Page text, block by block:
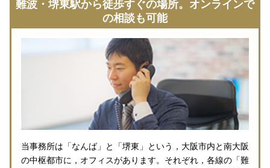
難波・堺東駅から徒歩すぐの場所。オンラインで
の相談も可能
当事務所は「なんば」と「堺東」という，大阪市内と南大阪
の中枢都市に，オフィスがあります。それぞれ，各線の「難